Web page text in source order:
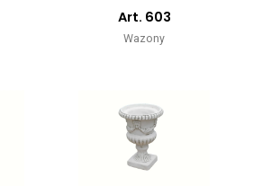
Art. 603
Wazony